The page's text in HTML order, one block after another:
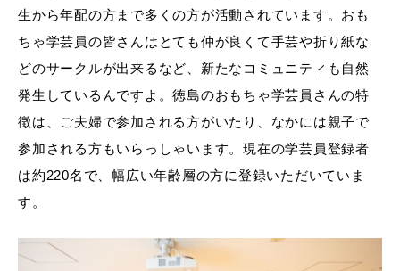
生から年配の方まで多くの方が活動されています。おも
ちゃ学芸員の皆さんはとても仲が良くて手芸や折り紙な
どのサークルが出来るなど、新たなコミュニティも自然
発生しているんですよ。徳島のおもちゃ学芸員さんの特
徴は、ご夫婦で参加される方がいたり、なかには親子で
参加される方もいらっしゃいます。現在の学芸員登録者
は約220名で、幅広い年齢層の方に登録いただいていま
す。